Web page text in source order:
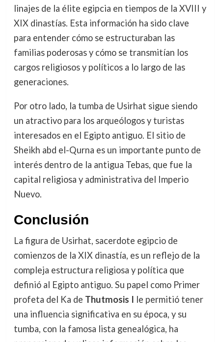
linajes de la élite egipcia en tiempos de la XVIII y
XIX dinastías. Esta información ha sido clave
para entender cómo se estructuraban las
familias poderosas y cómo se transmitían los
cargos religiosos y políticos a lo largo de las
generaciones.
Por otro lado, la tumba de Usirhat sigue siendo
un atractivo para los arqueólogos y turistas
interesados en el Egipto antiguo. El sitio de
Sheikh abd el-Qurna es un importante punto de
interés dentro de la antigua Tebas, que fue la
capital religiosa y administrativa del Imperio
Nuevo.
Conclusión
La figura de Usirhat, sacerdote egipcio de
comienzos de la XIX dinastía, es un reflejo de la
compleja estructura religiosa y política que
definió al Egipto antiguo. Su papel como Primer
profeta del Ka de Thutmosis I le permitió tener
una influencia significativa en su época, y su
tumba, con la famosa lista genealógica, ha